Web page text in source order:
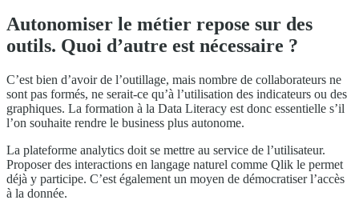
Autonomiser le métier repose sur des
outils. Quoi d’autre est nécessaire ?
C’est bien d’avoir de l’outillage, mais nombre de collaborateurs ne
sont pas formés, ne serait-ce qu’à l’utilisation des indicateurs ou des
graphiques. La formation à la Data Literacy est donc essentielle s’il
l’on souhaite rendre le business plus autonome.
La plateforme analytics doit se mettre au service de l’utilisateur.
Proposer des interactions en langage naturel comme Qlik le permet
déjà y participe. C’est également un moyen de démocratiser l’accès
à la donnée.